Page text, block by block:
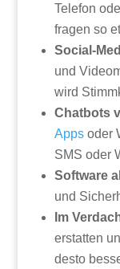
Telefon
fragen so
Social-
und
wird
Chatbots
Apps oder
SMS oder
Software
und
Im
erstatten
desto